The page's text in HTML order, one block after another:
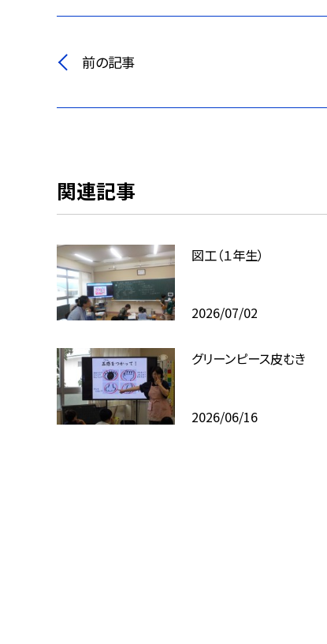
前の記事
関連記事
図工（１年生）
2026/07/02
グリーンピース皮むき
2026/06/16